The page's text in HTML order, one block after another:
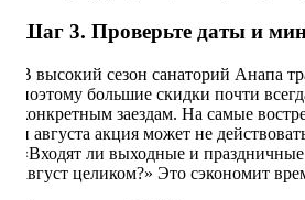
Шаг 3. Проверьте даты и
В высокий сезон санаторий Анапа
поэтому большие скидки почти
конкретным заездам. На самые
и августа акция может не
«Входят ли выходные и
август целиком?» Это сэкономит